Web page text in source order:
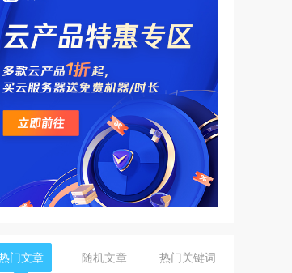
门文章 随机文章 热门关键词